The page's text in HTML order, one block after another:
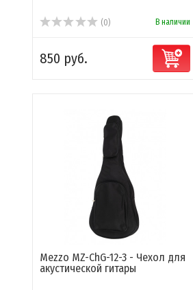
(0) В наличии
850 руб.
Mezzo MZ-ChG-12-3 - Чехол для
акустической гитары